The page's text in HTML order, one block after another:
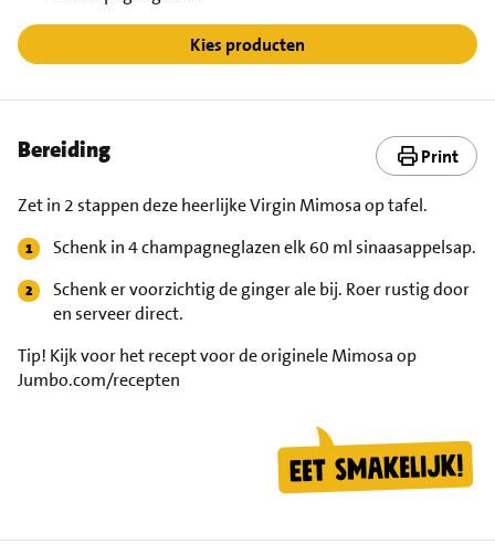
Kies producten
Bereiding Print
Zet in 2 stappen deze heerlijke Virgin Mimosa op tafel.
Schenk in 4 champagneglazen elk 60 ml sinaasappelsap.
Schenk er voorzichtig de ginger ale bij. Roer rustig door
en serveer direct.
Tip! Kijk voor het recept voor de originele Mimosa op
Jumbo.com/recepten